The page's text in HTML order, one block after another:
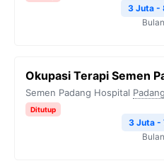
3 Juta -
Okupasi Terapi Semen
Semen Padang Hospital Padang
Ditutup
3 Juta -